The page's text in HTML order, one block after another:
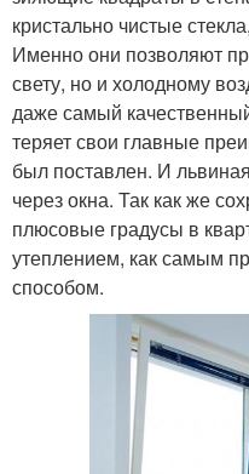
кристально чистые
Именно они позволяют
свету, но и холодному
даже самый
теряет свои главные
был поставлен. И
через окна. Так как же
плюсовые градусы в
утеплением, как самым
способом.